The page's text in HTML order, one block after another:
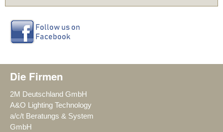
Die Firmen
2M Deutschland GmbH
A&O Lighting Technology
a/c/t Beratungs & System
GmbH